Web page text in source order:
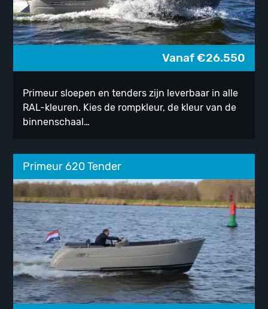
Vanaf€26.550
Primeur sloepen en tenders zijn leverbaar in alle
RAL-kleuren. Kies de rompkleur, de kleur van de
binnenschaal…
Primeur 620 Tender